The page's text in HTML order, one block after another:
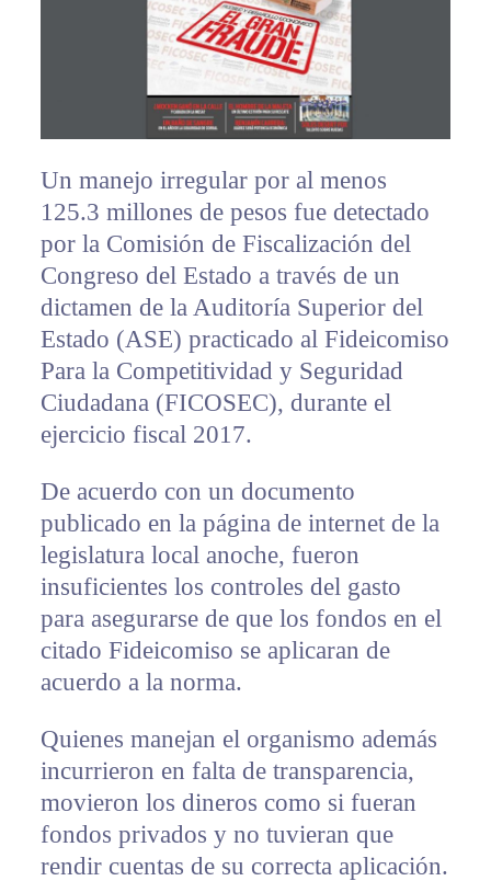
Un manejo irregular por al menos
125.3 millones de pesos fue detectado
por la Comisión de Fiscalización del
Congreso del Estado a través de un
dictamen de la Auditoría Superior del
Estado (ASE) practicado al Fideicomiso
Para la Competitividad y Seguridad
Ciudadana (FICOSEC), durante el
ejercicio fiscal 2017.
De acuerdo con un documento
publicado en la página de internet de la
legislatura local anoche, fueron
insuficientes los controles del gasto
para asegurarse de que los fondos en el
citado Fideicomiso se aplicaran de
acuerdo a la norma.
Quienes manejan el organismo además
incurrieron en falta de transparencia,
movieron los dineros como si fueran
fondos privados y no tuvieran que
rendir cuentas de su correcta aplicación.